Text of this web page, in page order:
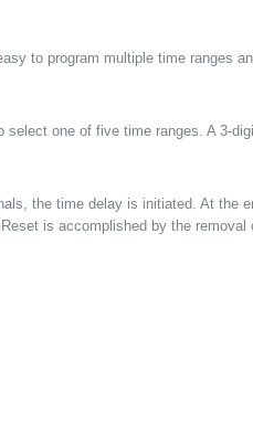
to program multiple time ranges
one of five time ranges. A 3-
the time delay is initiated. At the
is accomplished by the removal